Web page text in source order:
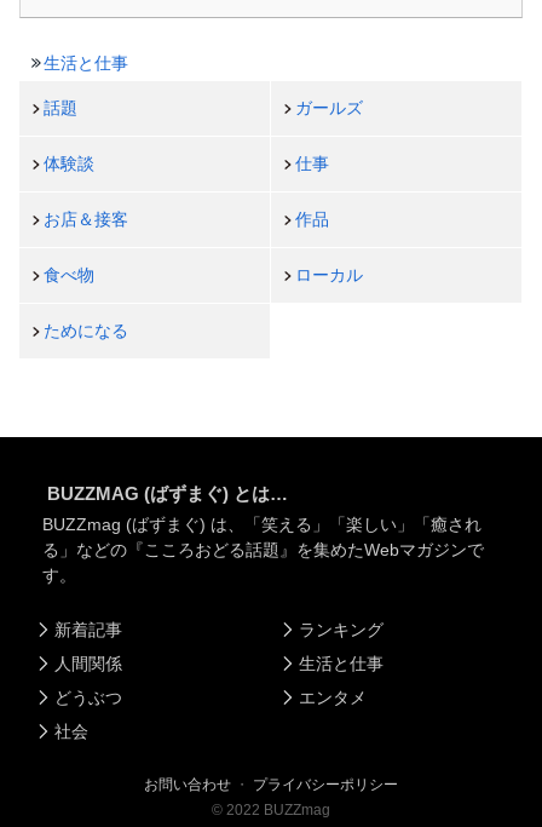
生活と仕事
話題 ガールズ
体験談 仕事
お店＆接客 作品
食べ物 ローカル
ためになる
BUZZMAG (ばずまぐ) とは…
BUZZmag (ばずまぐ) は、「笑える」「楽しい」「癒され
る」などの『こころおどる話題』を集めたWebマガジンで
す。
新着記事
人間関係
どうぶつ
社会
ランキング
生活と仕事
エンタメ
お問い合わせ ・ プライバシーポリシー
© 2022 BUZZmag